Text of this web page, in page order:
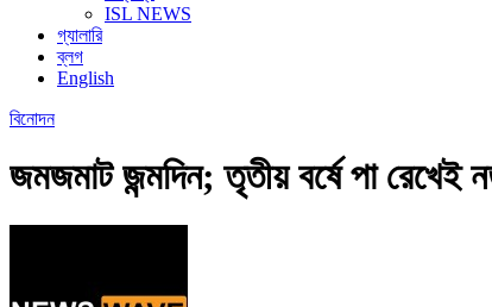
ISL NEWS
গ্যালারি
ব্লগ
English
বিনোদন
জমজমাট জন্মদিন; তৃতীয় বর্ষে পা